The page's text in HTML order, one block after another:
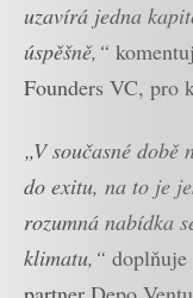
uzavírá jedna
úspěšně,“
Founders VC, pro
„V současné době
do exitu, na to je
rozumná nabídka
klimatu,“ doplňuje